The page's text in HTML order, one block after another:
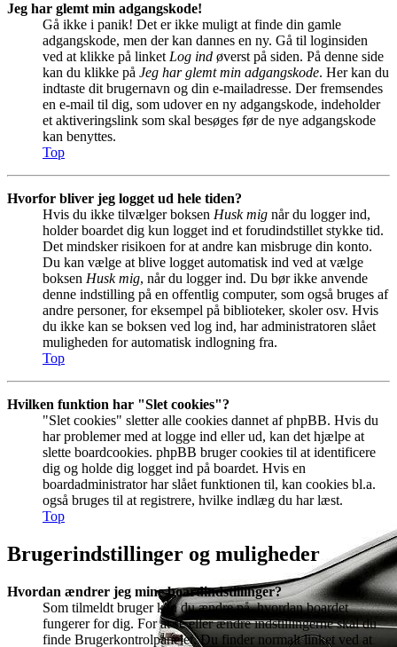
Jeg har glemt min adgangskode!
Gå ikke i panik! Det er ikke muligt at finde din gamle
adgangskode, men der kan dannes en ny. Gå til loginsiden
ved at klikke på linket Log ind øverst på siden. På denne side
kan du klikke på Jeg har glemt min adgangskode. Her kan du
indtaste dit brugernavn og din e-mailadresse. Der fremsendes
en e-mail til dig, som udover en ny adgangskode, indeholder
et aktiveringslink som skal besøges før de nye adgangskode
kan benyttes.
Top
Hvorfor bliver jeg logget ud hele tiden?
Hvis du ikke tilvælger boksen Husk mig når du logger ind,
holder boardet dig kun logget ind et forudindstillet stykke tid.
Det mindsker risikoen for at andre kan misbruge din konto.
Du kan vælge at blive logget automatisk ind ved at vælge
boksen Husk mig, når du logger ind. Du bør ikke anvende
denne indstilling på en offentlig computer, som også bruges af
andre personer, for eksempel på biblioteker, skoler osv. Hvis
du ikke kan se boksen ved log ind, har administratoren slået
muligheden for automatisk indlogning fra.
Top
Hvilken funktion har "Slet cookies"?
"Slet cookies" sletter alle cookies dannet af phpBB. Hvis du
har problemer med at logge ind eller ud, kan det hjælpe at
slette boardcookies. phpBB bruger cookies til at identificere
dig og holde dig logget ind på boardet. Hvis en
boardadministrator har slået funktionen til, kan cookies bl.a.
også bruges til at registrere, hvilke indlæg du har læst.
Top
Brugerindstillinger og muligheder
Hvordan ændrer jeg mine boardindstillinger?
Som tilmeldt bruger kan du ændre på, hvordan boardet
fungerer for dig. For at se eller ændre indstillingerne skal du
finde Brugerkontrolpanelet. Du finder normalt linket ved at